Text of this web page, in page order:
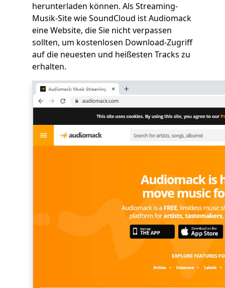
herunterladen können. Als Streaming-
Musik-Site wie SoundCloud ist Audiomack
eine Website, die Sie nicht verpassen
sollten, um kostenlosen Download-Zugriff
auf die neuesten und heißesten Tracks zu
erhalten.